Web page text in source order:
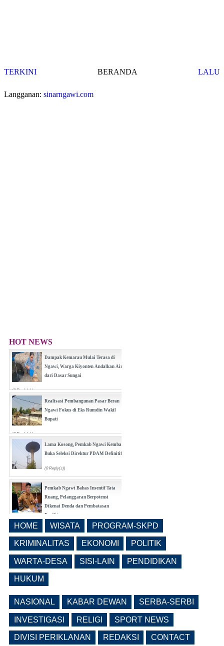
TERKINI LALU
BERANDA
Langganan: sinarngawi.com
HOT NEWS
Dampak Kemarau Mulai Terasa di
Ngawi, Warga Kiyonten Andalkan Air
dari Dasar Sungai
(0 Reply(s))
Realisasi Pembangunan Pasar Beran
Ngawi Fokus di Eks Rumdin Wakil
Bupati
(0 Reply(s))
Lama Kosong, Pemkab Ngawi Kembali
Buka Seleksi Direktur PDAM Definitif
(0 Reply(s))
Pemkab Ngawi Bahas Insentif Tata
Ruang, Pelanggaran Berpotensi
Dikenai Denda dan Pembatasan
Fasilitas
(0 Reply(s))
Realisasi Pendapatan Daerah, Belanja
(0 Reply(s))
HOME WISATA PROGRAM-SKPD
KRIMINALITAS EKONOMI POLITIK
WARTA-DESA SISI-LAIN PENDIDIKAN
HUKUM
NASIONAL KABAR DEWAN SERBA-SERBI
INVESTIGASI RELIGI SPORT NEWS
DIVISI PERIKLANAN REDAKSI CONTACT